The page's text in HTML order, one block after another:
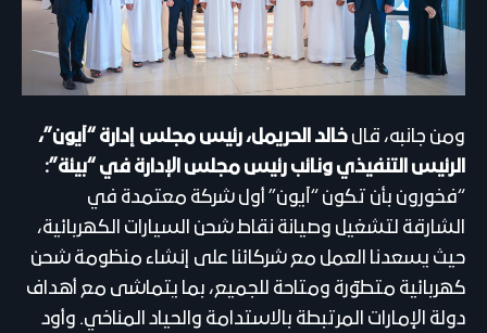
ومن جانبه، قالخالد الحريمل، رئيس مجلس إدارة “آيون”،
الرئيس التنفيذي ونائب رئيس مجلس الإدارة في “بيئة”:
“فخورون بأن تكون “آيون” أول شركة معتمدة في
الشارقة لتشغيل وصيانة نقاط شحن السيارات الكهربائية،
حيث يسعدنا العمل مع شركائنا على إنشاء منظومة شحن
كهربائية متطوّرة ومتاحة للجميع، بما يتماشى مع أهداف
دولة الإمارات المرتبطة بالاستدامة والحياد المناخي. وأود